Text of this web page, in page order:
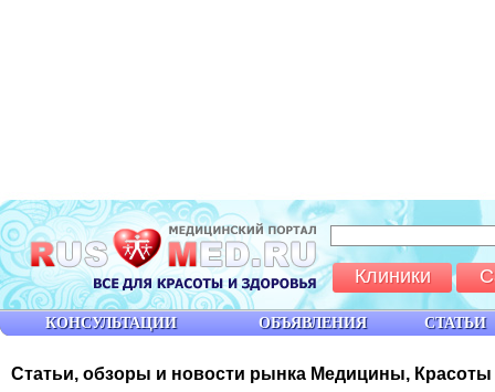
Статьи, обзоры и новости рынка Медицины,
КОНСУЛЬТАЦИИ ОБЪЯВЛЕНИЯ СТАТЬИ
Клиники